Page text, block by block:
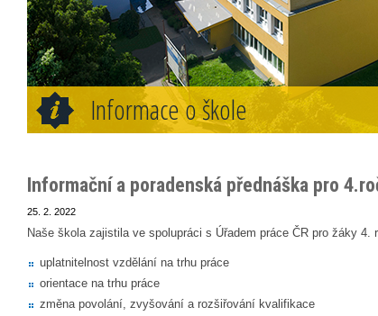
Informace o škole
Informační a poradenská přednáška pro
25. 2. 2022
Naše škola zajistila ve spolupráci s Úřadem práce ČR pro žáky
uplatnitelnost vzdělání na trhu práce
orientace na trhu práce
změna povolání, zvyšování a rozšiřování kvalifikace